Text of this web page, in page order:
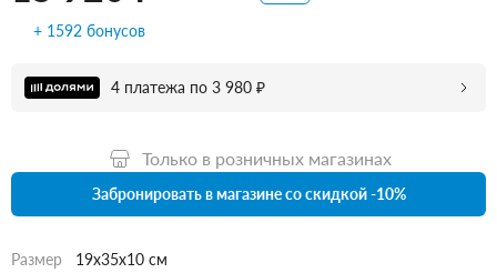
+ 1592 бонусов
4 платежа по 3 980 ₽
Только в розничных магазинах
Забронировать в магазине со скидкой -10%
Размер
19x35x10 см